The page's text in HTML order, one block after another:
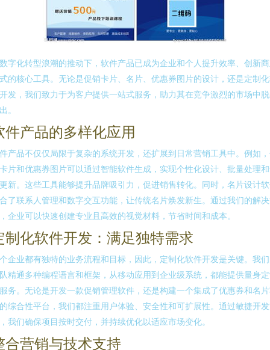
字化转型浪潮的推动下，软件产品已成为企业和个人提升效率、创新
的核心工具。无论是促销卡片、名片、优惠券图片的设计，还是定制
发，我们致力于为客户提供一站式服务，助力其在竞争激烈的市场中
。
件产品的多样化应用
产品不仅仅局限于复杂的系统开发，还扩展到日常营销工具中。例如
片和优惠券图片可以通过智能软件生成，实现个性化设计、批量处理
新。这些工具能够提升品牌吸引力，促进销售转化。同时，名片设计
了联系人管理和数字交互功能，让传统名片焕发新生。通过我们的解
企业可以快速创建专业且高效的视觉材料，节省时间和成本。
制化软件开发：满足独特需求
企业都有独特的业务流程和目标，因此，定制化软件开发是关键。我
精通多种编程语言和框架，从移动应用到企业级系统，都能提供量身
务。无论是开发一款促销管理软件，还是构建一个集成了优惠券和名
综合性平台，我们都注重用户体验、安全性和可扩展性。通过敏捷开
我们确保项目按时交付，并持续优化以适应市场变化。
合营销与技术支持